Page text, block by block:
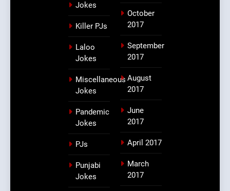
Jokes
Killer PJs
Laloo
Jokes
Miscellaneous
Jokes
Pandemic
Jokes
PJs
Punjabi
Jokes
October
2017
September
2017
August
2017
June
2017
April 2017
March
2017